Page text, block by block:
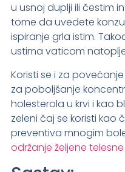
u usnoj duplji ili čestim
tome da uvedete
ispiranje grla istim.
ustima vaticom
Koristi se i za
za poboljšanje
holesterola u krvi i kao
zeleni čaj se koristi kao
preventiva mnogim
održanje željene